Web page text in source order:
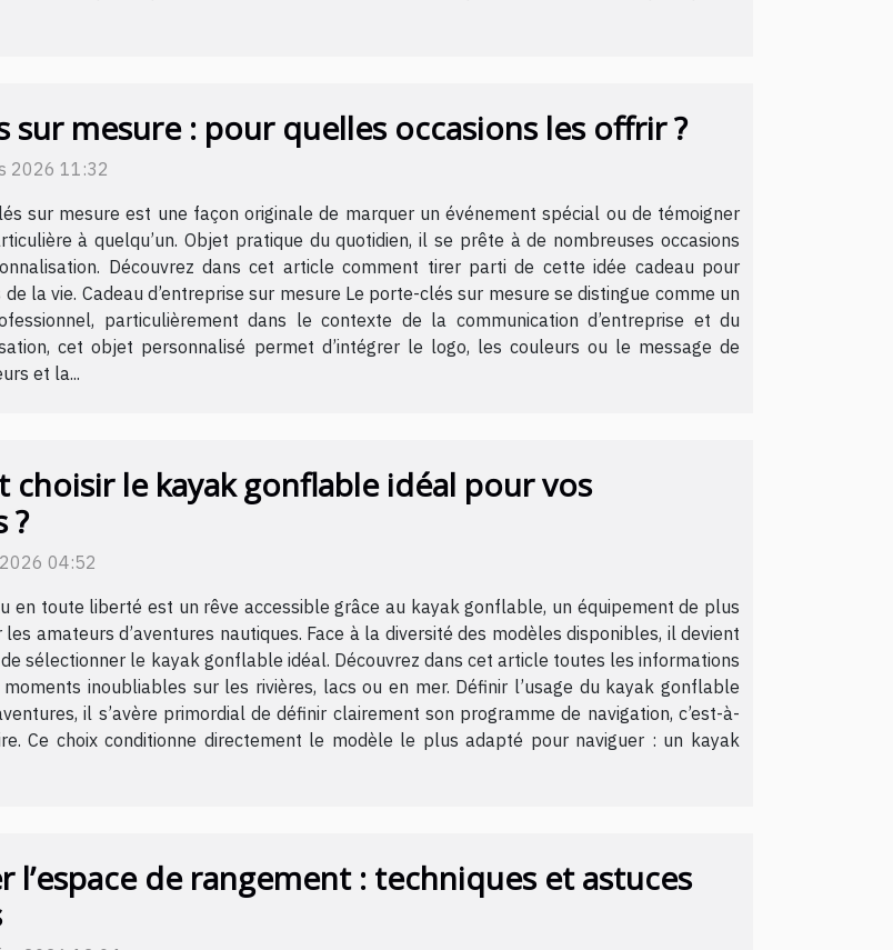
sur mesure : pour quelles occasions les offrir ?
2026 11:32
sur mesure est une façon originale de marquer un événement spécial ou de témoigner
à quelqu’un. Objet pratique du quotidien, il se prête à de nombreuses occasions
Découvrez dans cet article comment tirer parti de cette idée cadeau pour
la vie. Cadeau d’entreprise sur mesure Le porte-clés sur mesure se distingue comme un
particulièrement dans le contexte de la communication d’entreprise et du
cet objet personnalisé permet d’intégrer le logo, les couleurs ou le message de
et la...
choisir le kayak gonflable idéal pour vos
?
04:52
en toute liberté est un rêve accessible grâce au kayak gonflable, un équipement de plus
amateurs d’aventures nautiques. Face à la diversité des modèles disponibles, il devient
sélectionner le kayak gonflable idéal. Découvrez dans cet article toutes les informations
inoubliables sur les rivières, lacs ou en mer. Définir l’usage du kayak gonflable
il s’avère primordial de définir clairement son programme de navigation, c’est-à-
Ce choix conditionne directement le modèle le plus adapté pour naviguer : un kayak
l’espace de rangement : techniques et astuces